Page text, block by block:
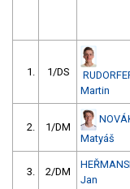
1. 1/DS
Martin
2. 1/DM
Matyáš
3. 2/DM
Jan